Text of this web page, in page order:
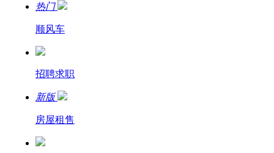
热门
顺风车
招聘求职
新版
房屋租售